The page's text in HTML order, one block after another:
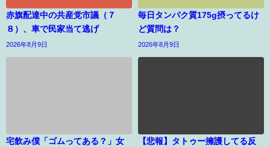
赤旗配達中の共産党市議（７
８）、車で民家当て逃げ
2026年8月9日
毎日タンパク質175g摂ってるけ
ど質問は？
2026年8月9日
宅飲み僕「ゴムってある？」女
【悲報】タトゥー擁護してる反